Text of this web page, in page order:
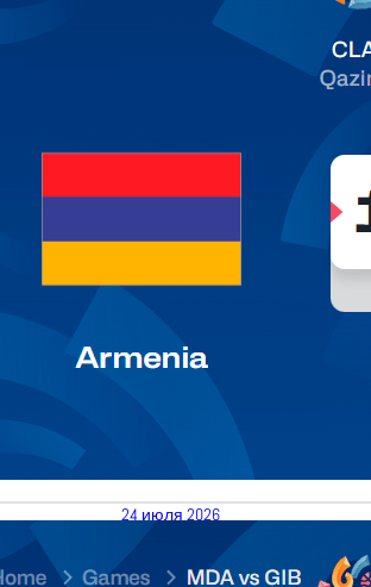
Читать далее
24 июля 2026
25.07.2026 Moldova vs
Division C